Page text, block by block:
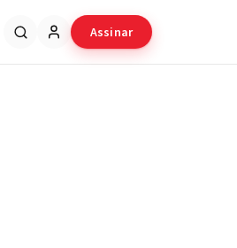
Assinar